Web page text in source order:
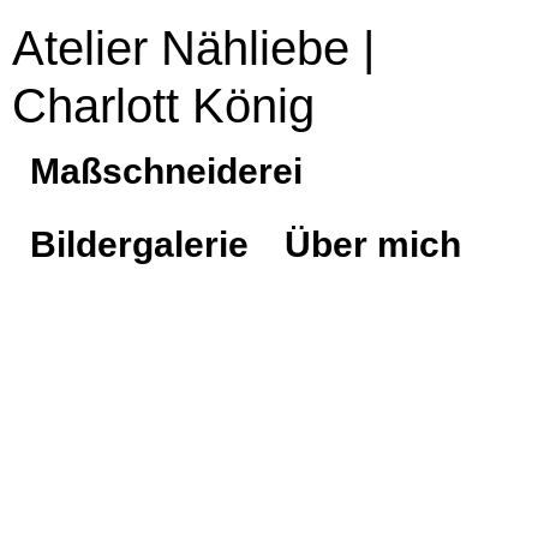
Atelier Nähliebe |
Charlott König
Maßschneiderei
Bildergalerie
Über mich